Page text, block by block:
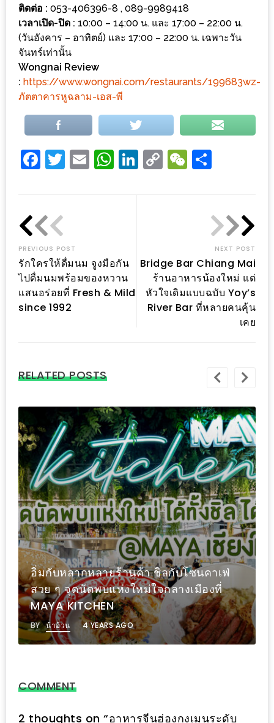
น้า
อ้วน
ชวน
คุย
นโยบาย
เป็น
ตัว
เป็น
ตัว
ประกาศ
ผล
กับ
อ้วน
ครั้ง
ที่
1
พา
เพื่อน
มา
ม่วน
กั๋น
บน
INSTAGRAM
รวม
โปร
นวัน
ติดต่อ : 053-406396-8 , 089-9989418
เวลาเปิด-ปิด : 10:00 – 14:00 น. และ 17:00 – 22:00 น.
(วันอังคาร – อาทิตย์) และ 17:00 – 22:00 น. เฉพาะวัน
จันทร์เท่านั้น
Wongnai Review
: https://www.wongnai.com/restaurants/199683wz-
ภัตตาคารหูฉลาม-เอส-พี
Facebook
Twitter
EmailWhatsApp
LinkedIn
CopyWeChat
PREVIOUS POST
รักใครให้ดื่มนม จูงมือกัน
ไปดื่มนมพร้อมของหวาน
แสนอร่อยที่ Fresh & Mild
since 1992
NEXT POST
Bridge Bar Chiang Mai
ร้านอาหารน้องใหม่ แต่
หัวใจเดิมแบบฉบับ Yoy’s
River Bar ที่หลายคนคุ้น
เคย
RELATED POSTS
อิ่มกับหลากหลายร้านค้า ชิลกับโซนคาเฟ่
สวย ๆ จุดนัดพบแห่งใหม่ใจกลางเมืองที่
MAYA KITCHEN
BY น้าอ้วน 4 YEARS AGO
COMMENT
2 thoughts on “อาหารจีนฮ่องกงเมนูระดับ